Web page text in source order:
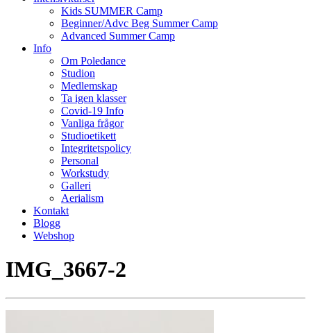
Kids SUMMER Camp
Beginner/Advc Beg Summer Camp
Advanced Summer Camp
Info
Om Poledance
Studion
Medlemskap
Ta igen klasser
Covid-19 Info
Vanliga frågor
Studioetikett
Integritetspolicy
Personal
Workstudy
Galleri
Aerialism
Kontakt
Blogg
Webshop
IMG_3667-2